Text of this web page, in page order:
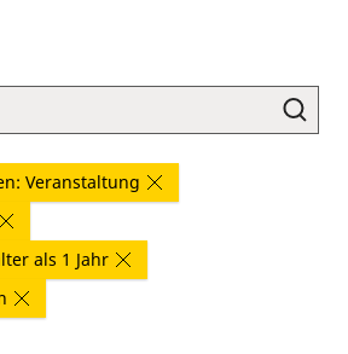
Veranstaltung
als 1 Jahr